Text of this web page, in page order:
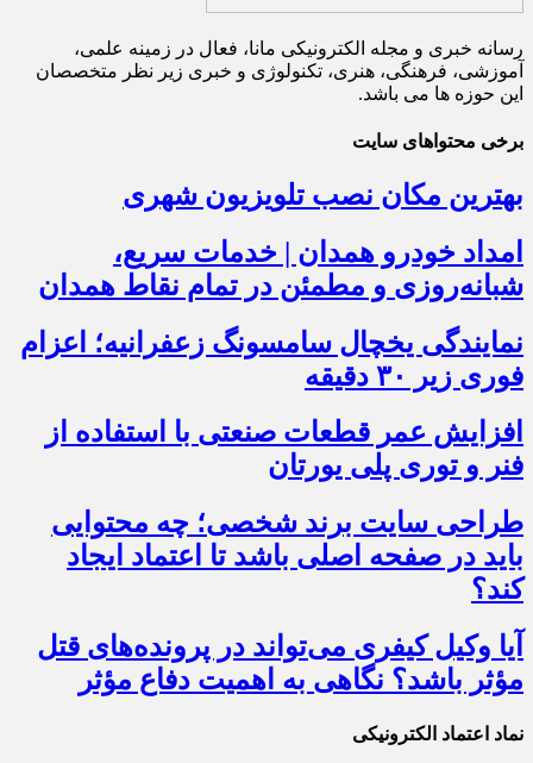
رسانه خبری و مجله الکترونیکی مانا، فعال در زمینه علمی،
آموزشی، فرهنگی، هنری، تکنولوژی و خبری زیر نظر متخصصان
این حوزه ها می باشد.
برخی محتواهای سایت
بهترین مکان نصب تلویزیون شهری
امداد خودرو همدان | خدمات سریع،
شبانه‌روزی و مطمئن در تمام نقاط همدان
نمایندگی یخچال سامسونگ زعفرانیه؛ اعزام
فوری زیر ۳۰ دقیقه
افزایش عمر قطعات صنعتی با استفاده از
فنر و توری پلی یورتان
طراحی سایت برند شخصی؛ چه محتوایی
باید در صفحه اصلی باشد تا اعتماد ایجاد
کند؟
آیا وکیل کیفری می‌تواند در پرونده‌های قتل
مؤثر باشد؟ نگاهی به اهمیت دفاع مؤثر
نماد اعتماد الکترونیکی